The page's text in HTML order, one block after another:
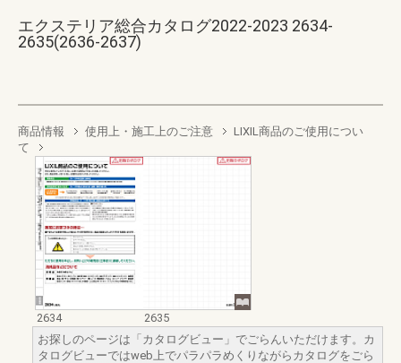
エクステリア総合カタログ2022-2023 2634-
2635(2636-2637)
商品情報 使用上・施工上のご注意
LIXIL商品のご使用につい
て
2634
2635
お探しのページは「カタログビュー」でごらんいただけます。カ
タログビューではweb上でパラパラめくりながらカタログをごら